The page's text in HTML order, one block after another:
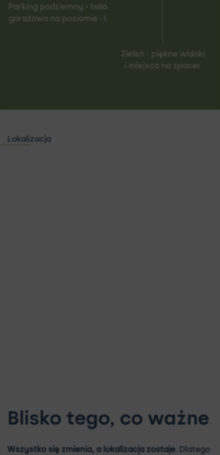
Parking podziemny - hala
garażowa na poziomie -1
Zieleń - piękne widoki
i miejsca na spacer
Lokalizacja
Blisko tego, co ważne
Wszystko się zmienia, a lokalizacja zostaje. Dlatego